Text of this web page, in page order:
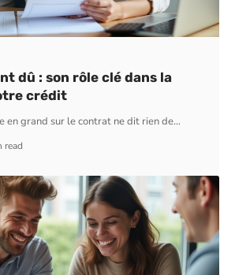
dû : son rôle clé dans la
crédit
en grand sur le contrat ne dit rien de…
read